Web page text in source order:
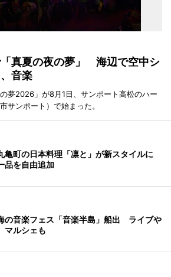
真夏の夜の夢」 海辺で空中シ
音楽
夢2026」が8月1日、サンポート高松のハー
サンポート）で始まった。
亀町の日本料理「凛と」が新スタイルに
品を自由追加
の音楽フェス「音楽半島」船出 ライブや
マルシェも